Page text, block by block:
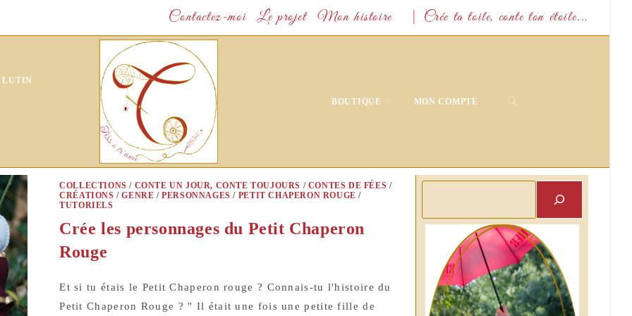
Contactez-moi Le projet Mon histoire | Crée ta toile, conte ton étoile...
LUTIN
BOUTIQUE MON COMPTE TOGGLE
SEARCH
COLLECTIONS / CONTE UN JOUR, CONTE TOUJOURS / CONTES DE FÉES /
CRÉATIONS /GENRE /PERSONNAGES / PETIT CHAPERON ROUGE /
TUTORIELS
Crée les personnages du Petit Chaperon
Rouge
Et si tu étais le Petit Chaperon rouge ? Connais-tu l'histoire du
Petit Chaperon Rouge ? " Il était une fois une petite fille de